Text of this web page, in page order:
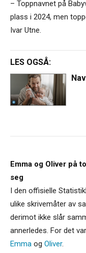
– Toppnavnet på
plass i 2024, men
Ivar Utne.
LES OGSÅ:
Emma og Oliver på
seg
I den offisielle
ulike skrivemåter av
derimot ikke slår
annerledes. For det
Emma og Oliver.